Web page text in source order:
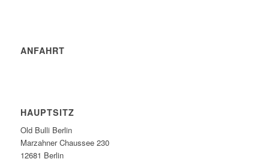
ANFAHRT
HAUPTSITZ
Old Bulli Berlin
Marzahner Chaussee 230
12681 Berlin